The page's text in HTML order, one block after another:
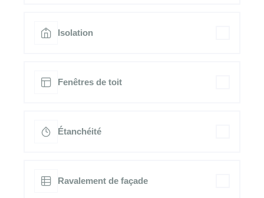
Isolation
Fenêtres de toit
Étanchéité
Ravalement de façade